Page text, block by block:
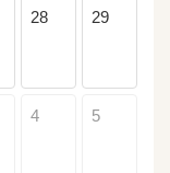
28 29
4 5